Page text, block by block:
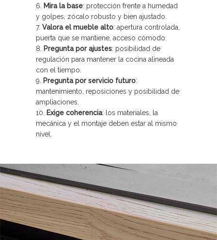
Mira la base: protección frente a humedad
y golpes, zócalo robusto y bien ajustado.
Valora el mueble alto: apertura controlada,
puerta que se mantiene, acceso cómodo.
Pregunta por ajustes: posibilidad de
regulación para mantener la cocina alineada
con el tiempo.
Pregunta por servicio futuro:
mantenimiento, reposiciones y posibilidad de
ampliaciones.
Exige coherencia: los materiales, la
mecánica y el montaje deben estar al mismo
nivel.